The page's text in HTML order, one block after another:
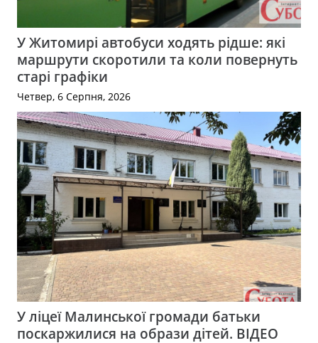
У Житомирі автобуси ходять рідше: які
маршрути скоротили та коли повернуть
старі графіки
Четвер, 6 Серпня, 2026
У ліцеї Малинської громади батьки
поскаржилися на образи дітей. ВІДЕО